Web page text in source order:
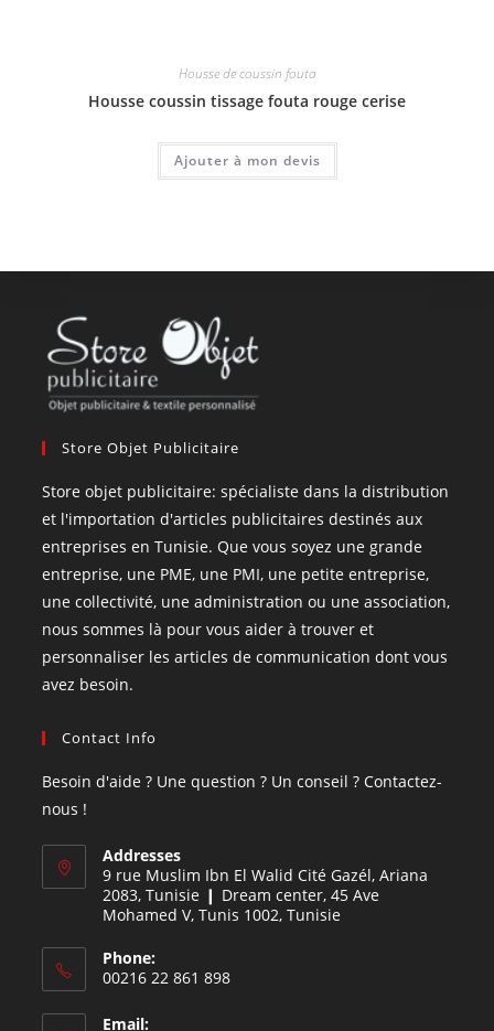
Housse de coussin fouta
Housse coussin tissage fouta rouge cerise
Ajouter à mon devis
Store Objet Publicitaire
Store objet publicitaire: spécialiste dans la distribution
et l'importation d'articles publicitaires destinés aux
entreprises en Tunisie. Que vous soyez une grande
entreprise, une PME, une PMI, une petite entreprise,
une collectivité, une administration ou une association,
nous sommes là pour vous aider à trouver et
personnaliser les articles de communication dont vous
avez besoin.
Contact Info
Besoin d'aide ? Une question ? Un conseil ? Contactez-
nous !
Addresses
9 rue Muslim Ibn El Walid Cité Gazél, Ariana
2083, Tunisie ❙ Dream center, 45 Ave
Mohamed V, Tunis 1002, Tunisie
Phone:
00216 22 861 898
Email: